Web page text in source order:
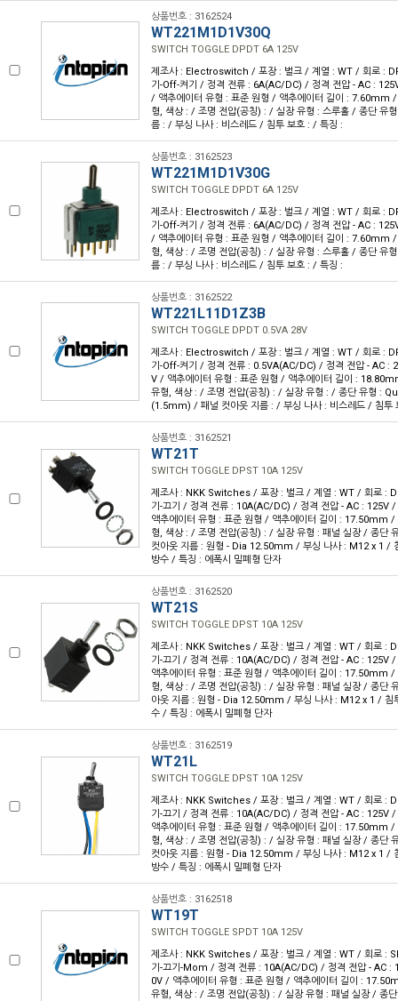
상품번호 : 3162524
WT221M1D1V30Q
SWITCH TOGGLE DPDT 6A 125V
제조사 : Electroswitch / 포장 : 벌크 / 계열 : WT / 회로 :
기-Off-켜기 / 정격 전류 : 6A(AC/DC) / 정격 전압 - AC :
/ 액추에이터 유형 : 표준 원형 / 액추에이터 길이 : 7.60mm
형, 색상 : / 조명 전압(공칭) : / 실장 유형 : 스루홀 / 종단 유
름 : / 부싱 나사 : 비스레드 / 침투 보호 : / 특징 :
상품번호 : 3162523
WT221M1D1V30G
SWITCH TOGGLE DPDT 6A 125V
제조사 : Electroswitch / 포장 : 벌크 / 계열 : WT / 회로 :
기-Off-켜기 / 정격 전류 : 6A(AC/DC) / 정격 전압 - AC :
/ 액추에이터 유형 : 표준 원형 / 액추에이터 길이 : 7.60mm
형, 색상 : / 조명 전압(공칭) : / 실장 유형 : 스루홀 / 종단 유
름 : / 부싱 나사 : 비스레드 / 침투 보호 : / 특징 :
상품번호 : 3162522
WT221L11D1Z3B
SWITCH TOGGLE DPDT 0.5VA 28V
제조사 : Electroswitch / 포장 : 벌크 / 계열 : WT / 회로 :
기-Off-켜기 / 정격 전류 : 0.5VA(AC/DC) / 정격 전압 - AC :
V / 액추에이터 유형 : 표준 원형 / 액추에이터 길이 :
유형, 색상 : / 조명 전압(공칭) : / 실장 유형 : / 종단 유형 :
(1.5mm) / 패널 컷아웃 지름 : / 부싱 나사 : 비스레드 / 침투
상품번호 : 3162521
WT21T
SWITCH TOGGLE DPST 10A 125V
제조사 : NKK Switches / 포장 : 벌크 / 계열 : WT / 회로 :
기-끄기 / 정격 전류 : 10A(AC/DC) / 정격 전압 - AC : 125V
액추에이터 유형 : 표준 원형 / 액추에이터 길이 : 17.50mm
형, 색상 : / 조명 전압(공칭) : / 실장 유형 : 패널 실장 / 종단
컷아웃 지름 : 원형 - Dia 12.50mm / 부싱 나사 : M12 x 1 /
방수 / 특징 : 에폭시 밀폐형 단자
상품번호 : 3162520
WT21S
SWITCH TOGGLE DPST 10A 125V
제조사 : NKK Switches / 포장 : 벌크 / 계열 : WT / 회로 :
기-끄기 / 정격 전류 : 10A(AC/DC) / 정격 전압 - AC : 125V
액추에이터 유형 : 표준 원형 / 액추에이터 길이 : 17.50mm
형, 색상 : / 조명 전압(공칭) : / 실장 유형 : 패널 실장 / 종단
아웃 지름 : 원형 - Dia 12.50mm / 부싱 나사 : M12 x 1 / 침
수 / 특징 : 에폭시 밀폐형 단자
상품번호 : 3162519
WT21L
SWITCH TOGGLE DPST 10A 125V
제조사 : NKK Switches / 포장 : 벌크 / 계열 : WT / 회로 :
기-끄기 / 정격 전류 : 10A(AC/DC) / 정격 전압 - AC : 125V
액추에이터 유형 : 표준 원형 / 액추에이터 길이 : 17.50mm
형, 색상 : / 조명 전압(공칭) : / 실장 유형 : 패널 실장 / 종단
컷아웃 지름 : 원형 - Dia 12.50mm / 부싱 나사 : M12 x 1 /
방수 / 특징 : 에폭시 밀폐형 단자
상품번호 : 3162518
WT19T
SWITCH TOGGLE SPDT 10A 125V
제조사 : NKK Switches / 포장 : 벌크 / 계열 : WT / 회로 :
기-끄기-Mom / 정격 전류 : 10A(AC/DC) / 정격 전압 - AC :
0V / 액추에이터 유형 : 표준 원형 / 액추에이터 길이 :
유형, 색상 : / 조명 전압(공칭) : / 실장 유형 : 패널 실장 / 종